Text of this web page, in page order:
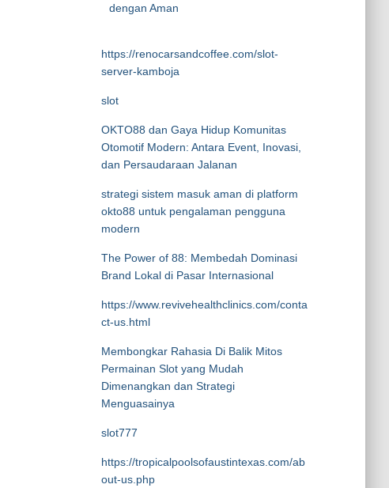
dengan Aman
https://renocarsandcoffee.com/slot-
server-kamboja
slot
OKTO88 dan Gaya Hidup Komunitas
Otomotif Modern: Antara Event, Inovasi,
dan Persaudaraan Jalanan
strategi sistem masuk aman di platform
okto88 untuk pengalaman pengguna
modern
The Power of 88: Membedah Dominasi
Brand Lokal di Pasar Internasional
https://www.revivehealthclinics.com/conta
ct-us.html
Membongkar Rahasia Di Balik Mitos
Permainan Slot yang Mudah
Dimenangkan dan Strategi
Menguasainya
slot777
https://tropicalpoolsofaustintexas.com/ab
out-us.php